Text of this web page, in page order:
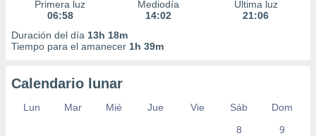
Primera luz
06:58
Mediodía
14:02
Última luz
21:06
Duración del día 13h 18m
Tiempo para el amanecer 1h 39m
Calendario lunar
Lun Mar Mié Jue Vie Sáb
Dom
8
9